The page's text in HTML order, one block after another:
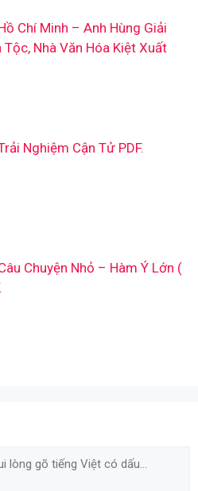
Chí Minh – Anh Hùng Giải
Tộc, Nhà Văn Hóa Kiệt Xuất
Nghiệm Cận Tử PDF.
Chuyện Nhỏ – Hàm Ý Lớn (